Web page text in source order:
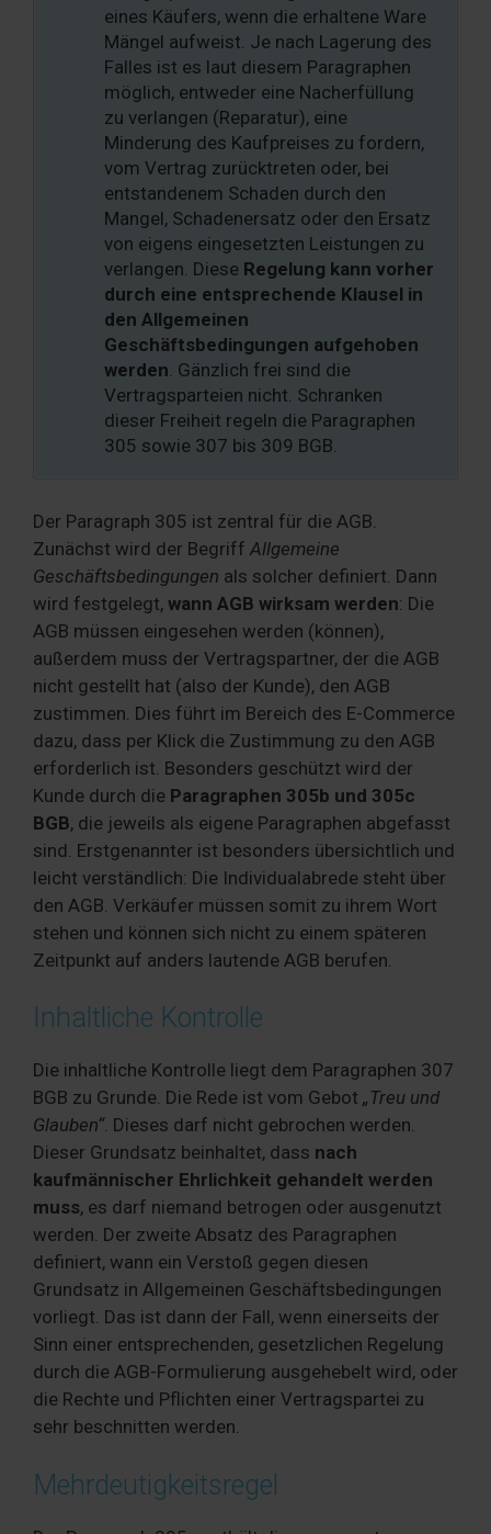
eines Käufers, wenn die erhaltene Ware
Mängel aufweist. Je nach Lagerung des
Falles ist es laut diesem Paragraphen
möglich, entweder eine Nacherfüllung
zu verlangen (Reparatur), eine
Minderung des Kaufpreises zu fordern,
vom Vertrag zurücktreten oder, bei
entstandenem Schaden durch den
Mangel, Schadenersatz oder den Ersatz
von eigens eingesetzten Leistungen zu
verlangen. Diese Regelung kann vorher
durch eine entsprechende Klausel in
den Allgemeinen
Geschäftsbedingungen aufgehoben
werden. Gänzlich frei sind die
Vertragsparteien nicht. Schranken
dieser Freiheit regeln die Paragraphen
305 sowie 307 bis 309 BGB.
Der Paragraph 305 ist zentral für die AGB.
Zunächst wird der Begriff Allgemeine
Geschäftsbedingungen als solcher definiert. Dann
wird festgelegt, wann AGB wirksam werden: Die
AGB müssen eingesehen werden (können),
außerdem muss der Vertragspartner, der die AGB
nicht gestellt hat (also der Kunde), den AGB
zustimmen. Dies führt im Bereich des E-Commerce
dazu, dass per Klick die Zustimmung zu den AGB
erforderlich ist. Besonders geschützt wird der
Kunde durch die Paragraphen 305b und 305c
BGB, die jeweils als eigene Paragraphen abgefasst
sind. Erstgenannter ist besonders übersichtlich und
leicht verständlich: Die Individualabrede steht über
den AGB. Verkäufer müssen somit zu ihrem Wort
stehen und können sich nicht zu einem späteren
Zeitpunkt auf anders lautende AGB berufen.
Inhaltliche Kontrolle
Die inhaltliche Kontrolle liegt dem Paragraphen 307
BGB zu Grunde. Die Rede ist vom Gebot „Treu und
Glauben“. Dieses darf nicht gebrochen werden.
Dieser Grundsatz beinhaltet, dass nach
kaufmännischer Ehrlichkeit gehandelt werden
muss, es darf niemand betrogen oder ausgenutzt
werden. Der zweite Absatz des Paragraphen
definiert, wann ein Verstoß gegen diesen
Grundsatz in Allgemeinen Geschäftsbedingungen
vorliegt. Das ist dann der Fall, wenn einerseits der
Sinn einer entsprechenden, gesetzlichen Regelung
durch die AGB-Formulierung ausgehebelt wird, oder
die Rechte und Pflichten einer Vertragspartei zu
sehr beschnitten werden.
Mehrdeutigkeitsregel